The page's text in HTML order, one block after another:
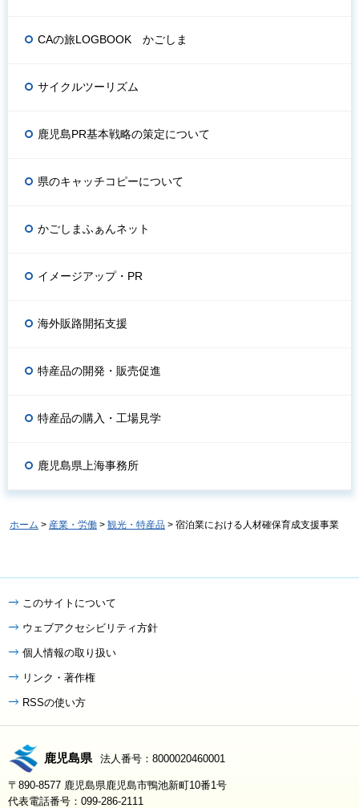
CAの旅LOGBOOK かごしま
サイクルツーリズム
鹿児島PR基本戦略の策定について
県のキャッチコピーについて
かごしまふぁんネット
イメージアップ・PR
海外販路開拓支援
特産品の開発・販売促進
特産品の購入・工場見学
鹿児島県上海事務所
ホーム > 産業・労働 > 観光・特産品 > 宿泊業における人材確保育成支援事業
このサイトについて
ウェブアクセシビリティ方針
個人情報の取り扱い
リンク・著作権
RSSの使い方
鹿児島県 法人番号：8000020460001
〒890-8577 鹿児島県鹿児島市鴨池新町10番1号
代表電話番号：099-286-2111